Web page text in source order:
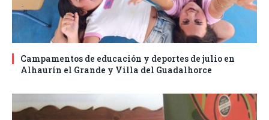
Campamentos de educación y deportes de julio en
Alhaurín el Grande y Villa del Guadalhorce